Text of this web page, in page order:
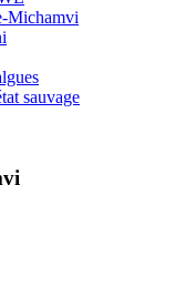
Michamvi
sauvage